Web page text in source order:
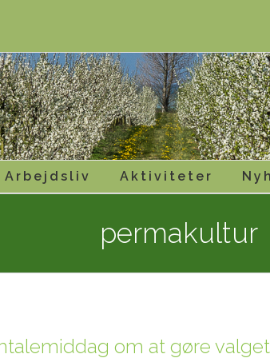
Arbejdsliv Aktiviteter
permakultur
om at gøre